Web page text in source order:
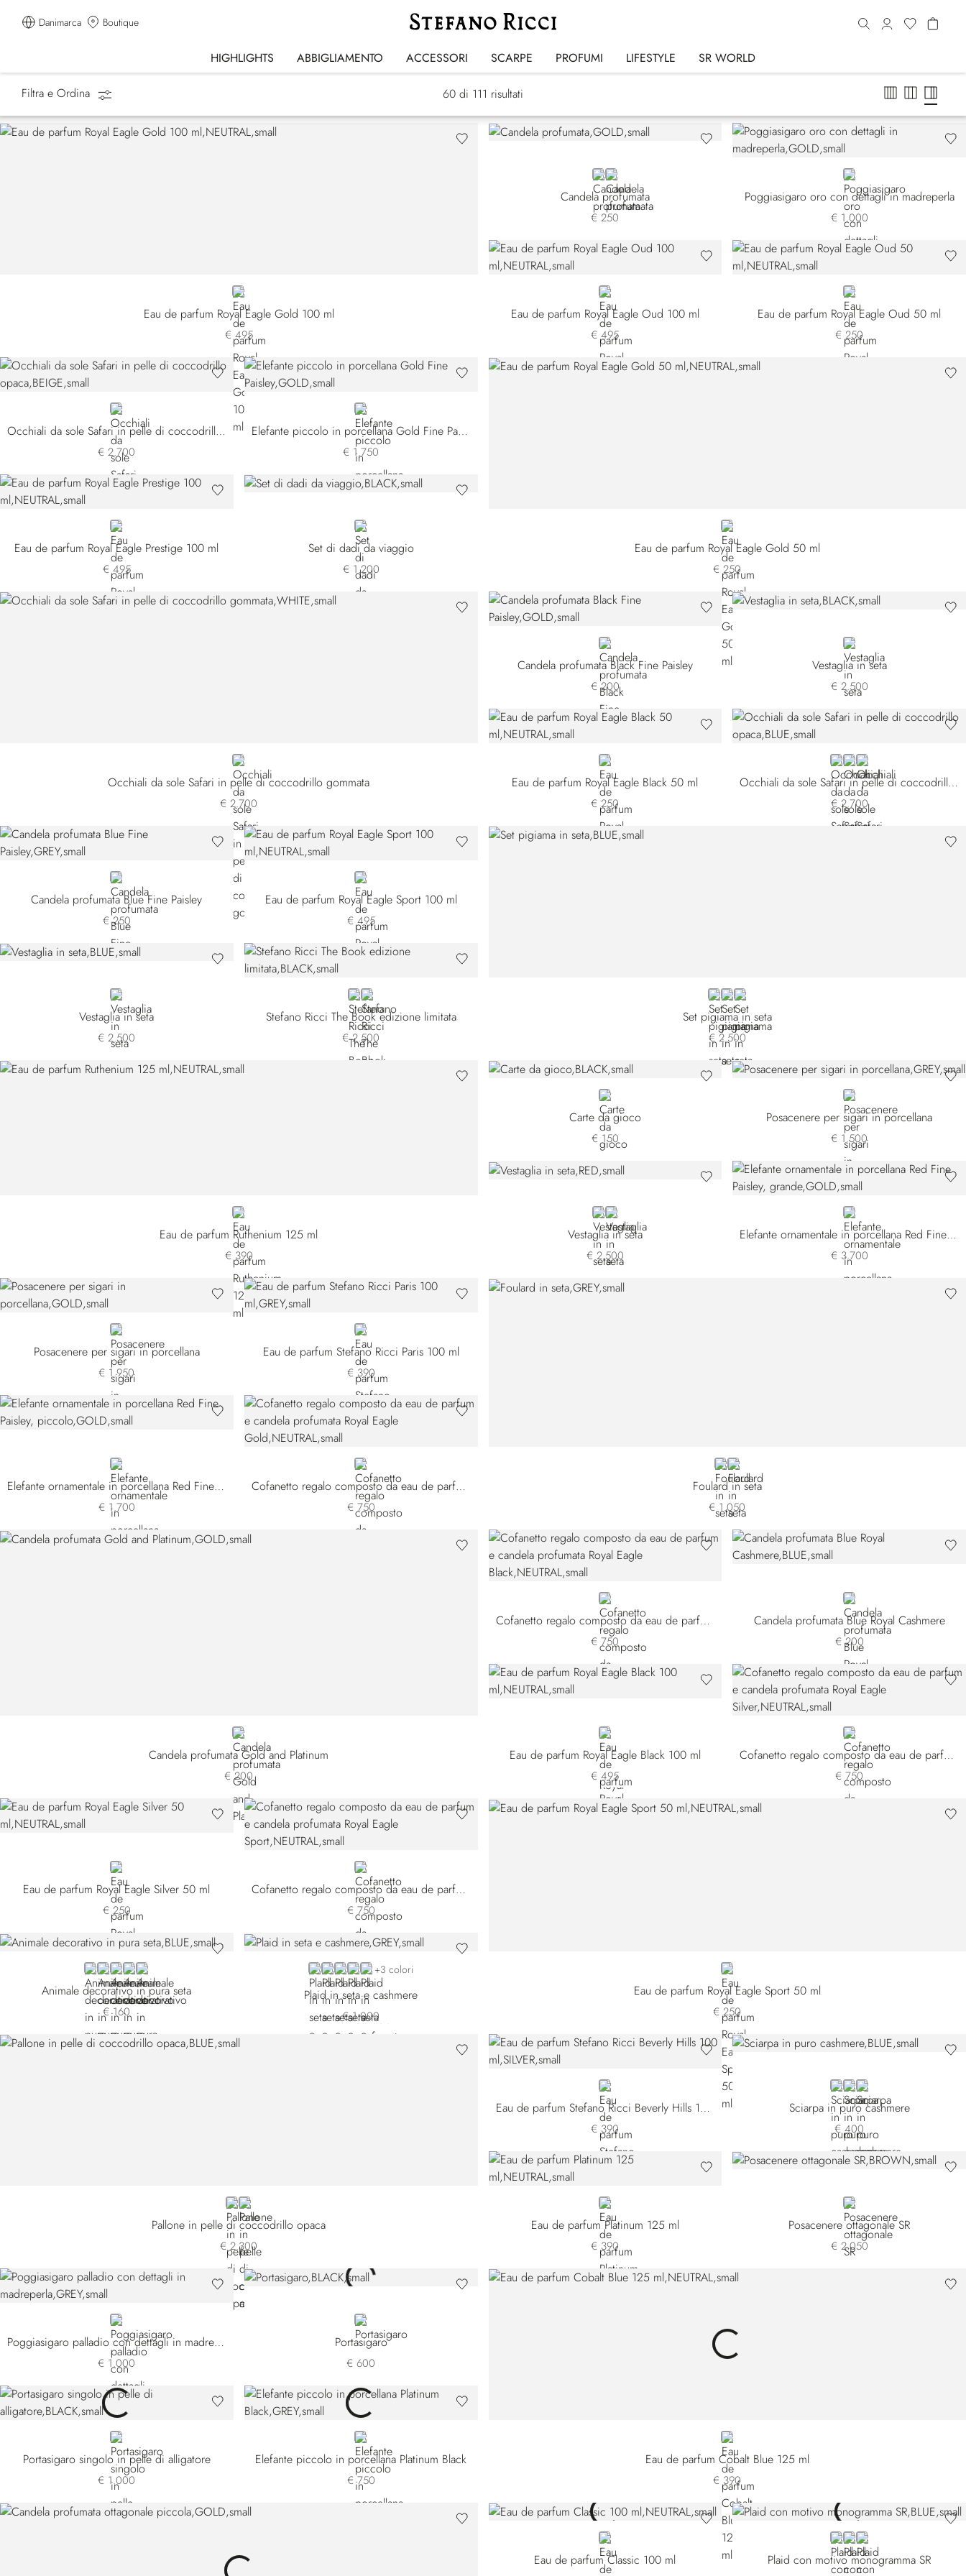
Danimarca Boutique
HIGHLIGHTS ABBIGLIAMENTO ACCESSORI SCARPE PROFUMI LIFESTYLE SR WORLD
Homepage Regali
Regali
Filtra e Ordina 60 di 111 risultati
NEUTRAL
Eau de parfum Royal Eagle Gold 100 ml
€ 495
GOLD
GREY
Candela profumata
€ 250
GOLD
Poggiasigaro oro con dettagli in madreperla
€ 1.000
NEUTRAL
Eau de parfum Royal Eagle Oud 100 ml
€ 495
NEUTRAL
Eau de parfum Royal Eagle Oud 50 ml
€ 250
BEIGE
Occhiali da sole Safari in pelle di coccodrillo opaca
€ 2.700
GOLD
Elefante piccolo in porcellana Gold Fine Paisley
€ 1.750
NEUTRAL
Eau de parfum Royal Eagle Gold 50 ml
€ 250
NEUTRAL
Eau de parfum Royal Eagle Prestige 100 ml
€ 495
BLACK
Set di dadi da viaggio
€ 1.200
WHITE
Occhiali da sole Safari in pelle di coccodrillo gommata
€ 2.700
GOLD
Candela profumata Black Fine Paisley
€ 200
BLACK
Vestaglia in seta
€ 2.500
NEUTRAL
Eau de parfum Royal Eagle Black 50 ml
€ 250
BLUE CS-B075
BLUE CS-B077
BLACK
Occhiali da sole Safari in pelle di coccodrillo opaca
€ 2.700
GREY
Candela profumata Blue Fine Paisley
€ 250
NEUTRAL
Eau de parfum Royal Eagle Sport 100 ml
€ 495
BLUEWHITEBLACK
Set pigiama in seta
€ 2.500
BLUE
Vestaglia in seta
€ 2.500
BLACK
RED
Stefano Ricci The Book edizione limitata
€ 2.500
NEUTRAL
Eau de parfum Ruthenium 125 ml
€ 390
BLACK
Carte da gioco
€ 150
GREY
Posacenere per sigari in porcellana
€ 1.500
REDGREEN
Vestaglia in seta
€ 2.500
GOLD
Elefante ornamentale in porcellana Red Fine Paisley, grande
€ 3.700
GOLD
Posacenere per sigari in porcellana
€ 1.950
GREY
Eau de parfum Stefano Ricci Paris 100 ml
€ 390
GREYRED 45301V-004
Foulard in seta
€ 1.050
GOLD
Elefante ornamentale in porcellana Red Fine Paisley, piccolo
€ 1.700
NEUTRAL
Cofanetto regalo composto da eau de parfum e candela profumata Royal Eagle Gold
€ 750
GOLD
Candela profumata Gold and Platinum
€ 200
NEUTRAL
Cofanetto regalo composto da eau de parfum e candela profumata Royal Eagle Black
€ 750
BLUE
Candela profumata Blue Royal Cashmere
€ 200
NEUTRAL
Eau de parfum Royal Eagle Black 100 ml
€ 495
NEUTRAL
Cofanetto regalo composto da eau de parfum e candela profumata Royal Eagle Silver
€ 750
NEUTRAL
Eau de parfum Royal Eagle Silver 50 ml
€ 250
NEUTRAL
Cofanetto regalo composto da eau de parfum e candela profumata Royal Eagle Sport
€ 750
NEUTRAL
Eau de parfum Royal Eagle Sport 50 ml
€ 250
BLUE 20SE23-001
BLUE 20SE23-002
BLUE 20SE23-003
VIOLETYELLOW
Animale decorativo in pura seta
€ 160
GREYGREEN 14249-3166
VIOLET 14249-3177
GREEN 14249-3189
BEIGE+3 colori
Plaid in seta e cashmere
€ 1.000
BLUEORANGE
Pallone in pelle di coccodrillo opaca
€ 2.300
SILVER
Eau de parfum Stefano Ricci Beverly Hills 100 ml
€ 390
BLUEBLACKWHITE
Sciarpa in puro cashmere
€ 400
NEUTRAL
Eau de parfum Platinum 125 ml
€ 390
BROWN
Posacenere ottagonale SR
€ 2.050
GREY
Poggiasigaro palladio con dettagli in madreperla
€ 1.000
BLACK
Portasigaro
€ 600
NEUTRAL
Eau de parfum Cobalt Blue 125 ml
€ 390
BLACK
Portasigaro singolo in pelle di alligatore
€ 1.000
GREY
Elefante piccolo in porcellana Platinum Black
€ 750
NEUTRAL
Eau de parfum Classic 100 ml
BLUEBROWN
RED
Plaid con motivo monogramma SR